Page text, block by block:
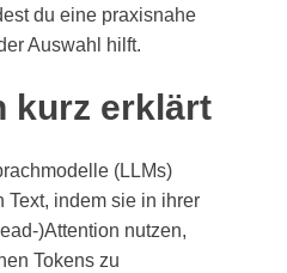
du eine praxisnahe
Auswahl hilft.
kurz erklärt
(LLMs)
Text, indem sie in ihrer
)Attention nutzen,
Tokens zu